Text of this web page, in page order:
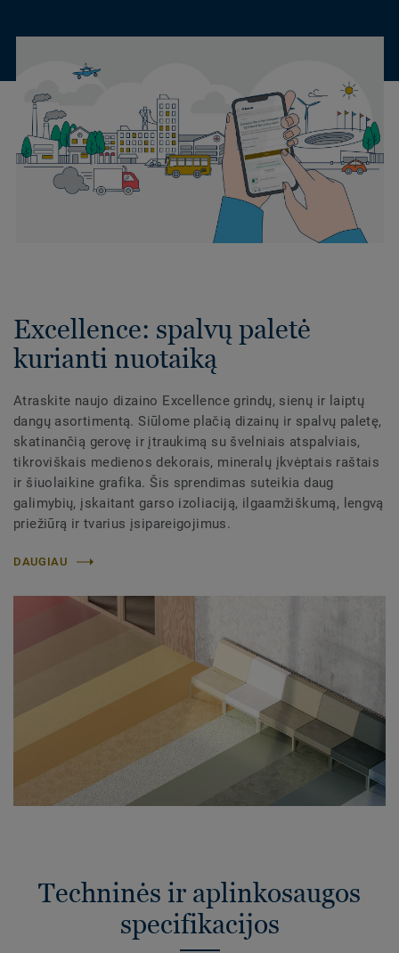
Excellence: spalvų paletė
kurianti nuotaiką
Atraskite naujo dizaino Excellence grindų, sienų ir laiptų
dangų asortimentą. Siūlome plačią dizainų ir spalvų paletę,
skatinančią gerovę ir įtraukimą su švelniais atspalviais,
tikroviškais medienos dekorais, mineralų įkvėptais raštais
ir šiuolaikine grafika. Šis sprendimas suteikia daug
galimybių, įskaitant garso izoliaciją, ilgaamžiškumą, lengvą
priežiūrą ir tvarius įsipareigojimus.
DAUGIAU
Techninės ir aplinkosaugos
specifikacijos